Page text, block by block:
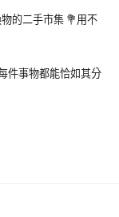
的二手市集 💐用不
件事物都能恰如其分